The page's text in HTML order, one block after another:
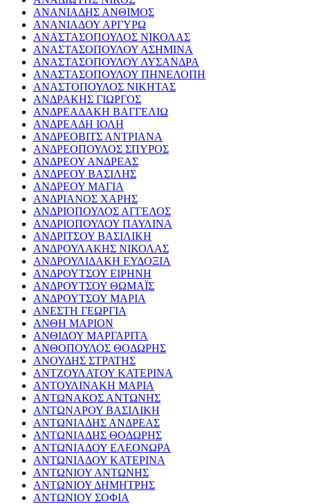
ΑΝΑΝΙΑΔΗΣ ΑΝΘΙΜΟΣ
ΑΝΑΝΙΑΔΟΥ ΑΡΓΥΡΩ
ΑΝΑΣΤΑΣΟΠΟΥΛΟΣ ΝΙΚΟΛΑΣ
ΑΝΑΣΤΑΣΟΠΟΥΛΟΥ ΑΣΗΜΙΝΑ
ΑΝΑΣΤΑΣΟΠΟΥΛΟΥ ΛΥΣΑΝΔΡΑ
ΑΝΑΣΤΑΣΟΠΟΥΛΟΥ ΠΗΝΕΛΟΠΗ
ΑΝΑΣΤΟΠΟΥΛΟΣ ΝΙΚΗΤΑΣ
ΑΝΔΡΑΚΗΣ ΓΙΩΡΓΟΣ
ΑΝΔΡΕΑΔΑΚΗ ΒΑΓΓΕΛΙΩ
ΑΝΔΡΕΑΔΗ ΙΟΛΗ
ΑΝΔΡΕΟΒΙΤΣ ΑΝΤΡΙΑΝΑ
ΑΝΔΡΕΟΠΟΥΛΟΣ ΣΠΥΡΟΣ
ΑΝΔΡΕΟΥ ΑΝΔΡΕΑΣ
ΑΝΔΡΕΟΥ ΒΑΣΙΛΗΣ
ΑΝΔΡΕΟΥ ΜΑΓΙΑ
ΑΝΔΡΙΑΝΟΣ ΧΑΡΗΣ
ΑΝΔΡΙΟΠΟΥΛΟΣ ΑΓΓΕΛΟΣ
ΑΝΔΡΙΟΠΟΥΛΟΥ ΠΑΥΛΙΝΑ
ΑΝΔΡΙΤΣΟΥ ΒΑΣΙΛΙΚΗ
ΑΝΔΡΟΥΛΑΚΗΣ ΝΙΚΟΛΑΣ
ΑΝΔΡΟΥΛΙΔΑΚΗ ΕΥΔΟΞΙΑ
ΑΝΔΡΟΥΤΣΟΥ ΕΙΡΗΝΗ
ΑΝΔΡΟΥΤΣΟΥ ΘΩΜΑΪΣ
ΑΝΔΡΟΥΤΣΟΥ ΜΑΡΙΑ
ΑΝΕΣΤΗ ΓΕΩΡΓΙΑ
ΑΝΘΗ ΜΑΡΙΟΝ
ΑΝΘΙΔΟΥ ΜΑΡΓΑΡΙΤΑ
ΑΝΘΟΠΟΥΛΟΣ ΘΟΔΩΡΗΣ
ΑΝΟΥΔΗΣ ΣΤΡΑΤΗΣ
ΑΝΤΖΟΥΛΑΤΟΥ ΚΑΤΕΡΙΝΑ
ΑΝΤΟΥΛΙΝΑΚΗ ΜΑΡΙΑ
ΑΝΤΩΝΑΚΟΣ ΑΝΤΩΝΗΣ
ΑΝΤΩΝΑΡΟΥ ΒΑΣΙΛΙΚΗ
ΑΝΤΩΝΙΑΔΗΣ ΑΝΔΡΕΑΣ
ΑΝΤΩΝΙΑΔΗΣ ΘΟΔΩΡΗΣ
ΑΝΤΩΝΙΑΔΟΥ ΕΛΕΟΝΩΡΑ
ΑΝΤΩΝΙΑΔΟΥ ΚΑΤΕΡΙΝΑ
ΑΝΤΩΝΙΟΥ ΑΝΤΩΝΗΣ
ΑΝΤΩΝΙΟΥ ΔΗΜΗΤΡΗΣ
ΑΝΤΩΝΙΟΥ ΣΟΦΙΑ